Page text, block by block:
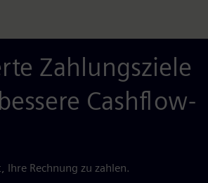
Zahlungsziele
Cashflow-
Ihre Rechnung zu zahlen.